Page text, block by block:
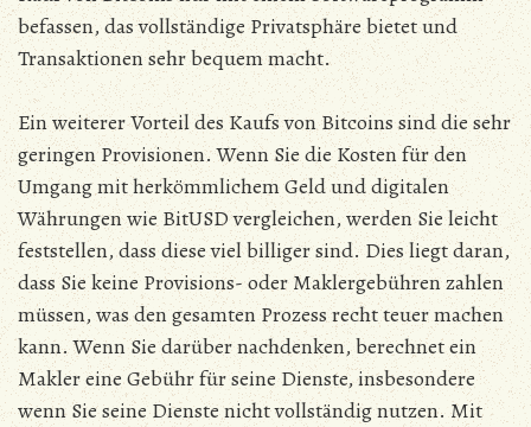
befassen, das vollständige Privatsphäre bietet und
Transaktionen sehr bequem macht.
Ein weiterer Vorteil des Kaufs von Bitcoins sind die sehr
geringen Provisionen. Wenn Sie die Kosten für den
Umgang mit herkömmlichem Geld und digitalen
Währungen wie BitUSD vergleichen, werden Sie leicht
feststellen, dass diese viel billiger sind. Dies liegt daran,
dass Sie keine Provisions- oder Maklergebühren zahlen
müssen, was den gesamten Prozess recht teuer machen
kann. Wenn Sie darüber nachdenken, berechnet ein
Makler eine Gebühr für seine Dienste, insbesondere
wenn Sie seine Dienste nicht vollständig nutzen. Mit